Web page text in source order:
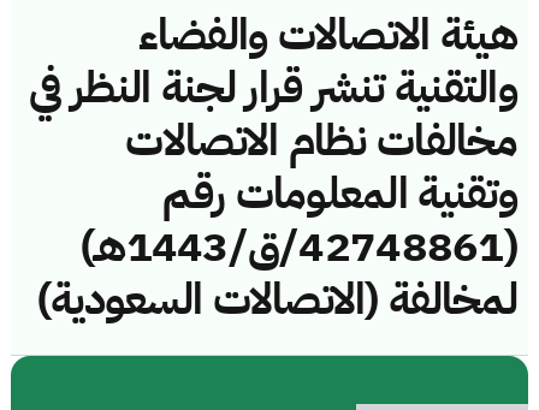
هيئة الاتصالات والفضاء
والتقنية تنشر قرار لجنة النظر في
مخالفات نظام الاتصالات
وتقنية المعلومات رقم
(42748861/ق/1443هـ)
لمخالفة (الاتصالات السعودية)